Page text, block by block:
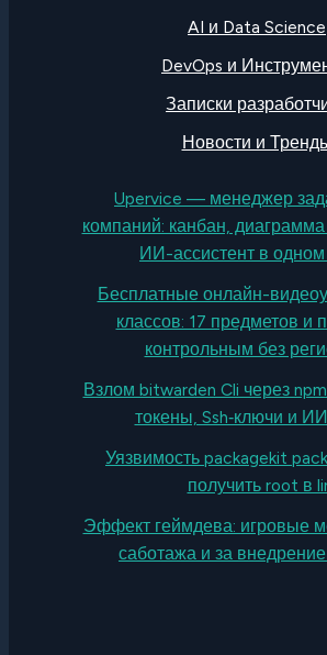
AI и Data Science
DevOps и
Записки
Новости и
Upervice — менеджер
компаний: канбан, диаграмма
ИИ-ассистент в
Бесплатные онлайн-
классов: 17 предметов и
контрольным без
Взлом bitwarden Cli через
токены, Ssh‑ключи и
Уязвимость packagekit
получить root в
Эффект геймдева: игровые
саботажа и за